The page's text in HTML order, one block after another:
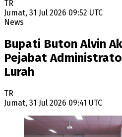
TR
Jumat, 31 Jul 2026 09:52 UTC
News
Bupati Buton Alvin
Pejabat
Lurah
TR
Jumat, 31 Jul 2026 09:41 UTC